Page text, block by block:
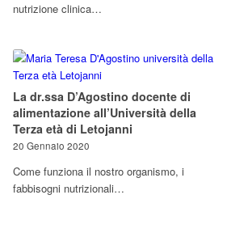
nutrizione clinica…
La dr.ssa D’Agostino docente di
alimentazione all’Università della
Terza età di Letojanni
20 Gennaio 2020
Come funziona il nostro organismo, i
fabbisogni nutrizionali…